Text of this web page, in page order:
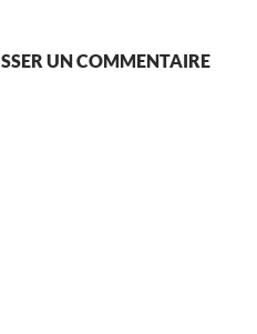
UN COMMENTAIRE